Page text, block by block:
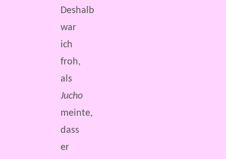
Deshalb
war
ich
froh,
als
Jucho
meinte,
dass
er